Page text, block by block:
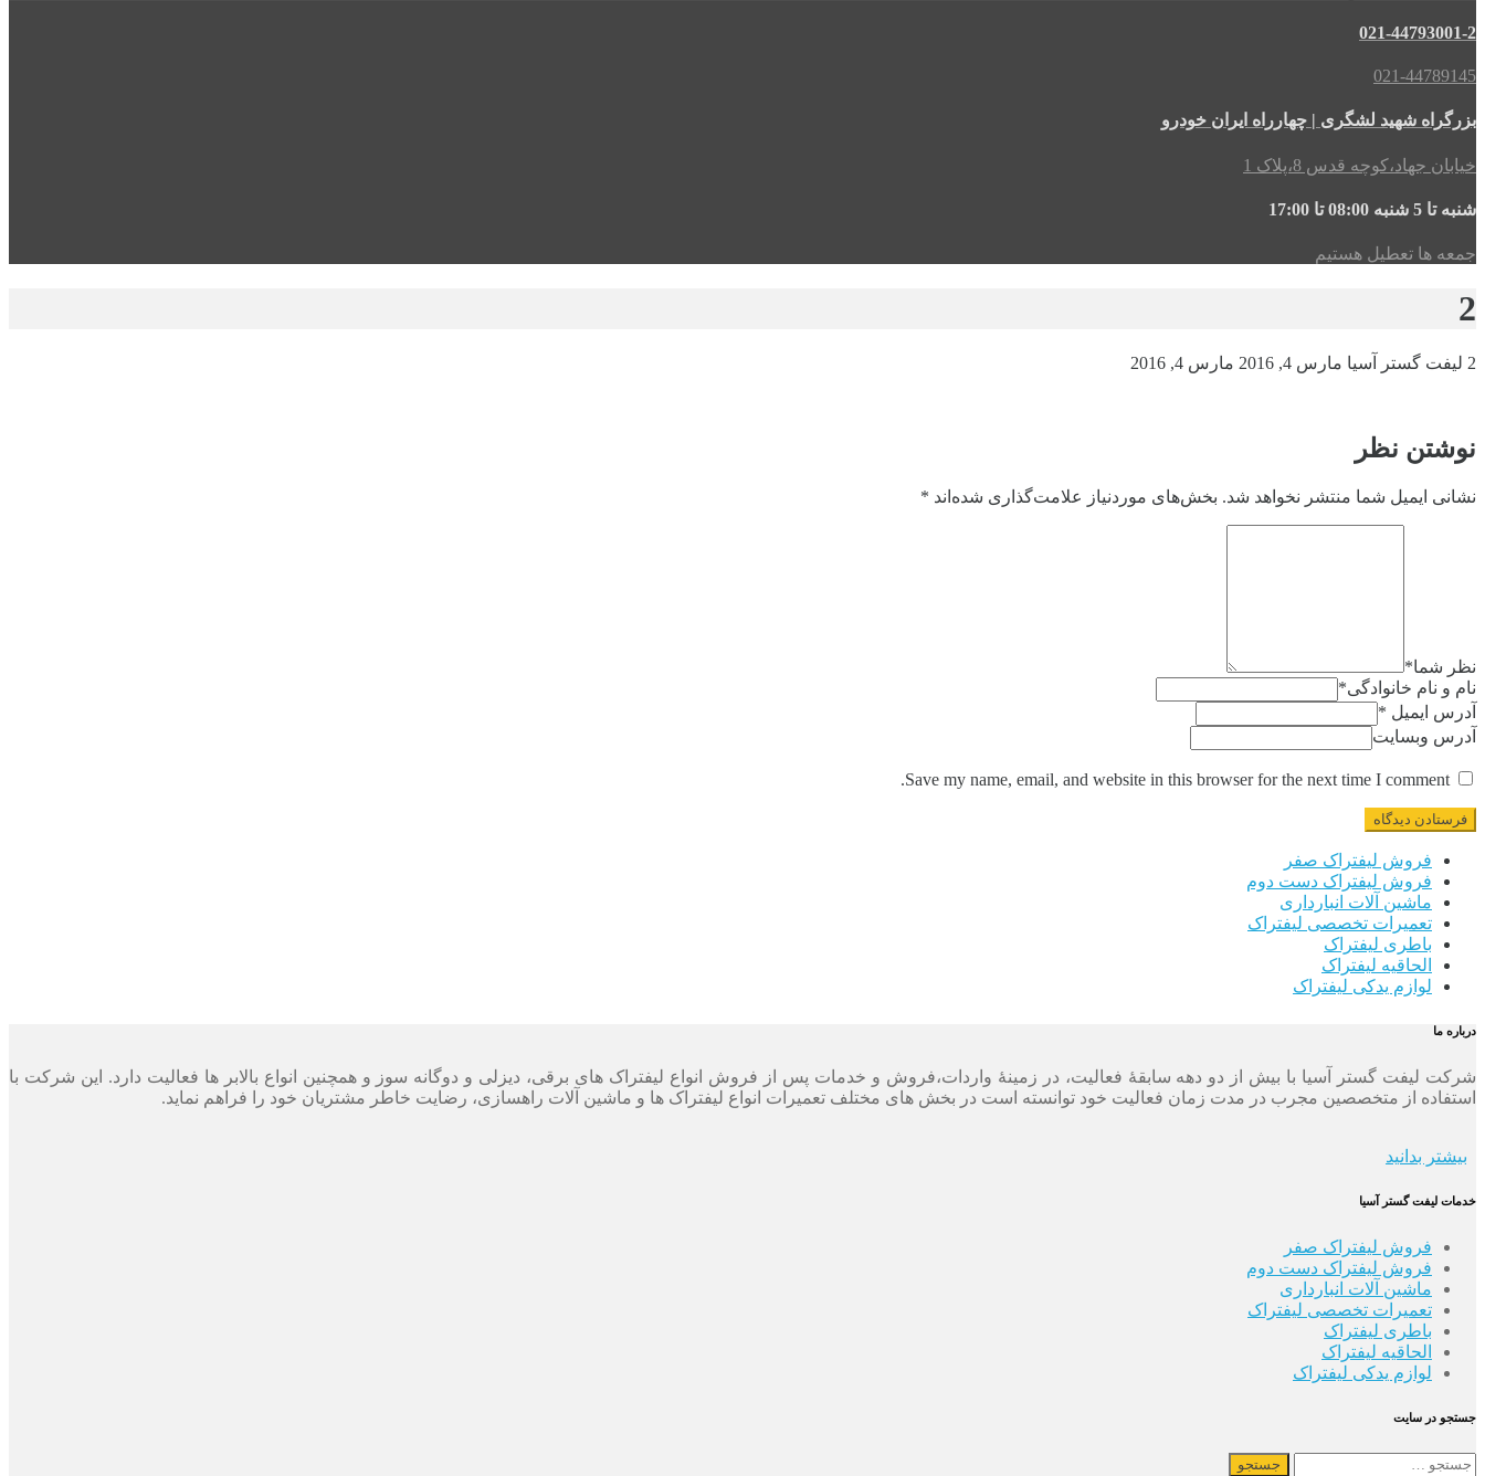
021-44793001-2
021-44789145
بزرگراه شهید لشگری | چهارراه ایران خودرو
خیابان جهاد،کوچه قدس 8،پلاک 1
شنبه تا 5 شنبه 08:00 تا 17:00
جمعه ها تعطیل هستیم
2
2 لیفت گستر آسیا مارس 4, 2016 مارس 4, 2016
نوشتن نظر
نشانی ایمیل شما منتشر نخواهد شد. بخش‌های موردنیاز علامت‌گذاری شده‌اند *
نظر شما*
نام و نام خانوادگی*
آدرس ایمیل *
آدرس وبسایت
Save my name, email, and website in this browser for the next time I comment.
فروش لیفتراک صفر
فروش لیفتراک دست دوم
ماشین آلات انبارداری
تعمیرات تخصصی لیفتراک
باطری لیفتراک
الحاقیه لیفتراک
لوازم یدکی لیفتراک
درباره ما
شرکت لیفت گستر آسیا با بیش از دو دهه سابقۀ فعالیت، در زمینۀ واردات،فروش و خدمات پس از فروش انواع لیفتراک های برقی، دیزلی و دوگانه سوز و همچنین انواع بالابر ها فعالیت دارد. این شرکت با
استفاده از متخصصین مجرب در مدت زمان فعالیت خود توانسته است در بخش های مختلف تعمیرات انواع لیفتراک ها و ماشین آلات راهسازی، رضایت خاطر مشتریان خود را فراهم نماید.
بیشتر بدانید
خدمات لیفت گستر آسیا
فروش لیفتراک صفر
فروش لیفتراک دست دوم
ماشین آلات انبارداری
تعمیرات تخصصی لیفتراک
باطری لیفتراک
الحاقیه لیفتراک
لوازم یدکی لیفتراک
جستجو در سایت
جستجو